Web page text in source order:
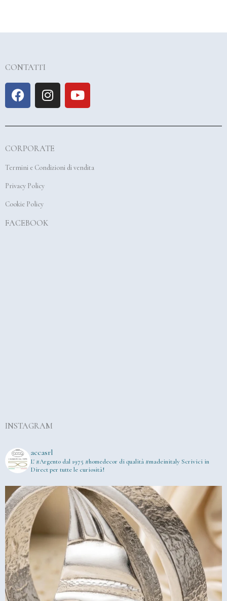
CONTATTI
F
a
e
o
o
I
n
t
g
r
Y
o
t
e
CORPORATE
Termini e Condizioni di vendita
Privacy Policy
Cookie Policy
FACEBOOK
INSTAGRAM
accasrl
L' #Argento dal 1975 #homedecor di qualità #madeinitaly Scrivici in
Direct per tutte le curiosità!